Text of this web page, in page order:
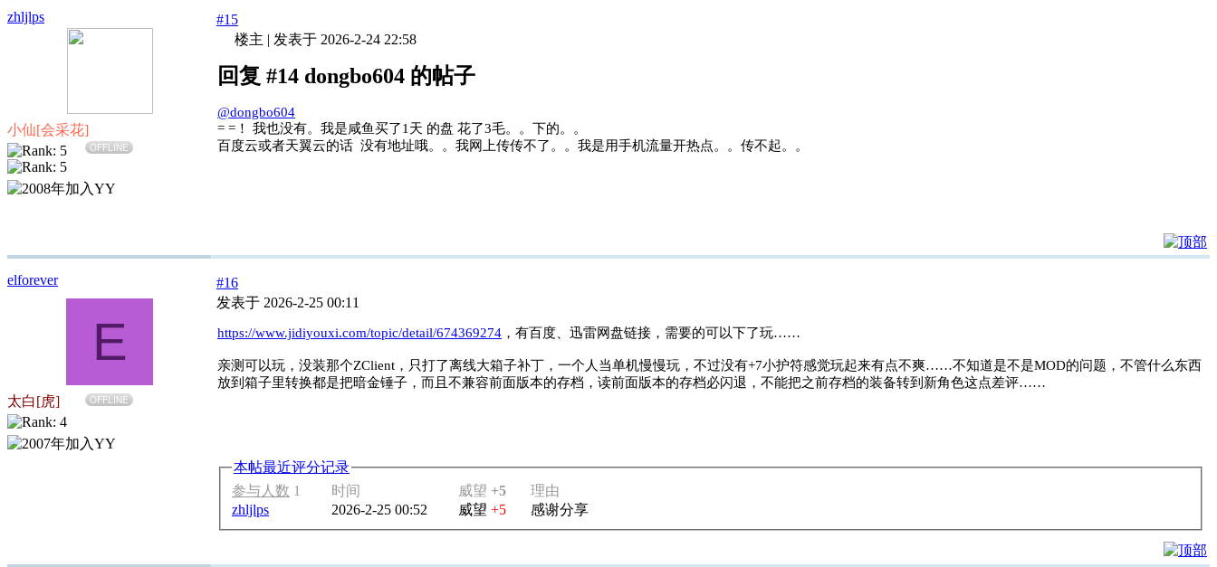
zhljlps
小仙[会采花]
OFFLINE
#15
楼主 | 发表于 2026-2-24 22:58
回复 #14 dongbo604 的帖子
@dongbo604
= =！ 我也没有。我是咸鱼买了1天 的盘 花了3毛。。下的。。
百度云或者天翼云的话 没有地址哦。。我网上传传不了。。我是用手机流量开热点。。传不起。。
elforever
E
太白[虎] OFFLINE
#16
发表于 2026-2-25 00:11
https://www.jidiyouxi.com/topic/detail/674369274 ，有百度、迅雷网盘链接，需要的可以下了玩……
亲测可以玩，没装那个ZClient，只打了离线大箱子补丁，一个人当单机慢慢玩，不过没有+7小护符感觉玩起来有点不爽……不知道是不是MOD的问题，不管什么东西
放到箱子里转换都是把暗金锤子，而且不兼容前面版本的存档，读前面版本的存档必闪退，不能把之前存档的装备转到新角色这点差评……
本帖最近评分记录
参与人数 1 时间 威望 +5
理由
zhljlps
2026-2-25 00:52 威望 +5 感谢分享